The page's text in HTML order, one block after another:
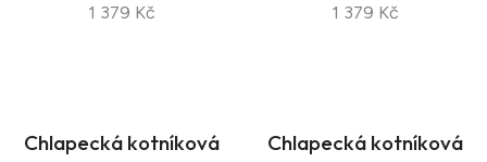
1 379 Kč 1 379 Kč
Chlapecká kotníková
Chlapecká kotníková